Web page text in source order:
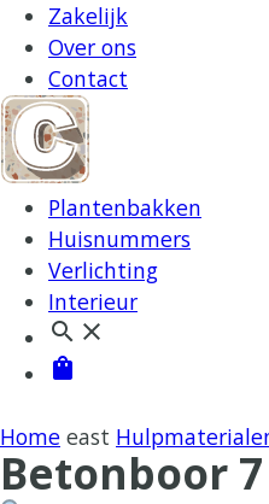
Zakelijk
Over ons
Contact
Plantenbakken
Huisnummers
Verlichting
Interieur
search close
shopping_bag
Home east
Betonboor